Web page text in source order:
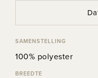
SAMENSTELLING
100% polyester
BREEDTE